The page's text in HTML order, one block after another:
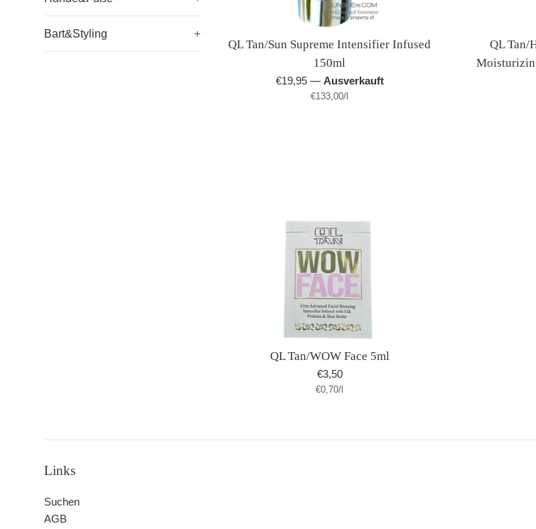
Bart&Styling +
QL Tan/Sun Supreme Intensifier Infused
150ml
Normaler
€19,95 — Ausverkauft
Stückpreis
€133,00/pro
QL Tan/
QL Tan/WOW Face 5ml
Normaler
Preis
€3,50
Stückpreis
€0,70/pro
Links
Suchen
AGB